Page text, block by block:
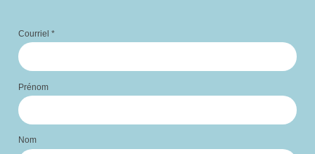
Courriel *
Prénom
Nom